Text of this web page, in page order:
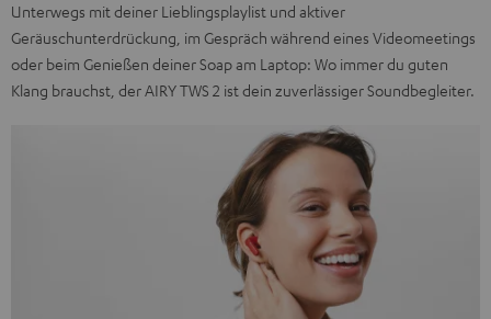
Unterwegs mit deiner Lieblingsplaylist und aktiver
Geräuschunterdrückung, im Gespräch während eines Videomeetings
oder beim Genießen deiner Soap am Laptop: Wo immer du guten
Klang brauchst, der AIRY TWS 2 ist dein zuverlässiger Soundbegleiter.